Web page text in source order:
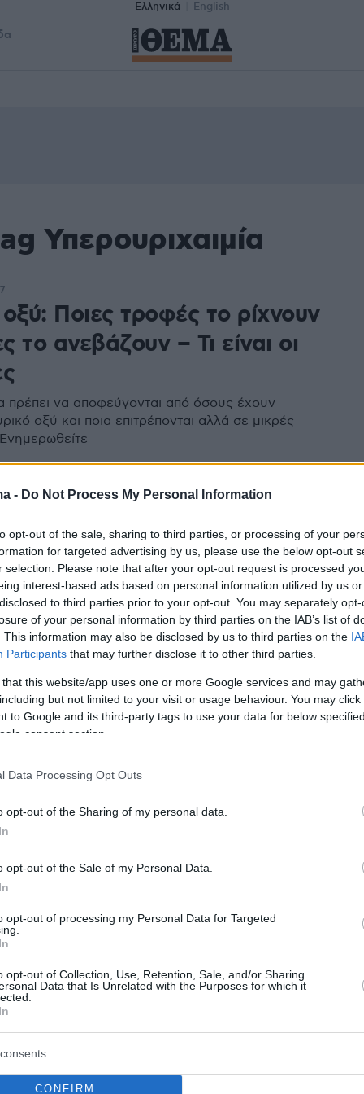
- Do Not Process My Personal Information
opt-out of the sale, sharing to third parties, or processing of your
for targeted advertising by us, please use the below opt-out
selection. Please note that after your opt-out request is processed
interest-based ads based on personal information utilized by us
to third parties prior to your opt-out. You may separately
of your personal information by third parties on the IAB’s list of
This information may also be disclosed by us to third parties on the
Participants that may further disclose it to other third parties.
that this website/app uses one or more Google services and may
but not limited to your visit or usage behaviour. You may
to Google and its third-party tags to use your data for below
consent section.
Data Processing Opt Outs
opt-out of the Sharing of my personal data.
opt-out of the Sale of my Personal Data.
opt-out of processing my Personal Data for Targeted
opt-out of Collection, Use, Retention, Sale, and/or Sharing
Data that Is Unrelated with the Purposes for which it
CONFIRM
Ελληνικά English
Υπερουριχαιμία
Ποιες τροφές το ρίχνουν
το ανεβάζουν – Τι είναι οι
πρέπει να αποφεύγονται από όσους έχουν
οξύ και ποια επιτρέπονται αλλά σε μικρές
αυτής της σοβαρής
λόγο ανησυχίας βαρύνει τα άτομα με αυξημένο
μελέτη, πιο απειλητικό από την ουρική
τις πέτρες στους νεφρούς
ουρικό οξύ: Ποια νόσο
και πώς αντιμετωπίζεται
είναι μια ασθένεια που έχει αναγνωριστεί από την
προφίλ αυτής της ασθένειας έχει γίνει όλο και πιο